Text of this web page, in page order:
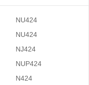
NU424
NU424
NJ424
NUP424
N424